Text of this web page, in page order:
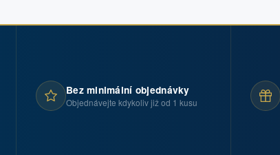
Bez minimální objednávky
Objednávejte kdykoliv již od 1 kusu